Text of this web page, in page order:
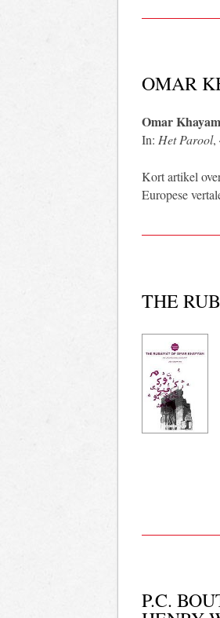
OMAR
Omar
In: Het Parool,
Kort artikel
Europese
THE
P.C.